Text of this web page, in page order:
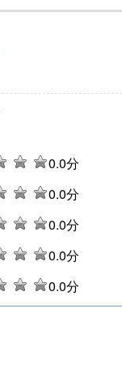
0.0分
0.0分
0.0分
0.0分
0.0分